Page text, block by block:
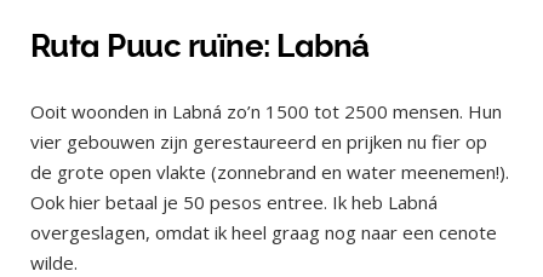
Ruta Puuc ruïne: Labná
Ooit woonden in Labná zo’n 1500 tot 2500 mensen. Hun
vier gebouwen zijn gerestaureerd en prijken nu fier op
de grote open vlakte (zonnebrand en water meenemen!).
Ook hier betaal je 50 pesos entree. Ik heb Labná
overgeslagen, omdat ik heel graag nog naar een cenote
wilde.